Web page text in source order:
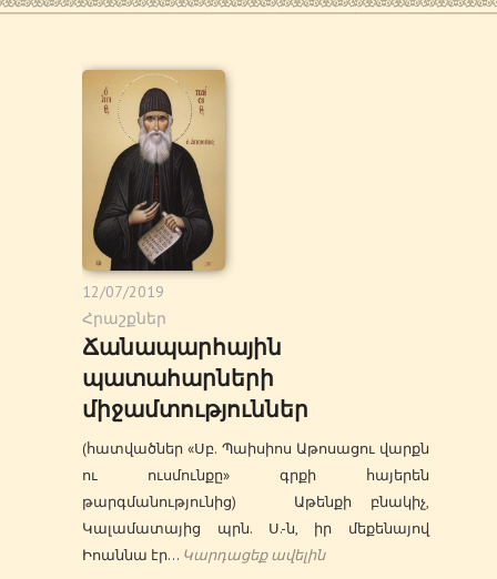
12/07/2019
Հրաշքներ
Ճանապարհային
պատահարների
միջամտություններ
(հատվածներ «Սբ. Պաիսիոս Աթոսացու վարքն
ու ուսմունքը» գրքի հայերեն
թարգմանությունից) Աթենքի բնակիչ,
Կալամատայից պրն. Ս.-ն, իր մեքենայով
Իոաննա էր… Կարդացեք ավելին